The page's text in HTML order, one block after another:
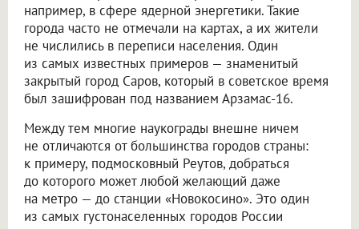
например, в сфере ядерной энергетики. Такие
города часто не отмечали на картах, а их жители
не числились в переписи населения. Один
из самых известных примеров — знаменитый
закрытый город Саров, который в советское время
был зашифрован под названием Арзамас-16.
Между тем многие наукограды внешне ничем
не отличаются от большинства городов страны:
к примеру, подмосковный Реутов, добраться
до которого может любой желающий даже
на метро — до станции «Новокосино». Это один
из самых густонаселенных городов России